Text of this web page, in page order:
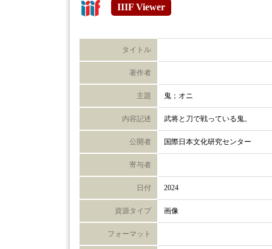
IIIF Viewer
タイトル
著作者
主題 鬼；オニ
内容記述 武将と刀で戦っている鬼。
公開者 国際日本文化研究センター
寄与者
日付 2024
資源タイプ 画像
フォーマット